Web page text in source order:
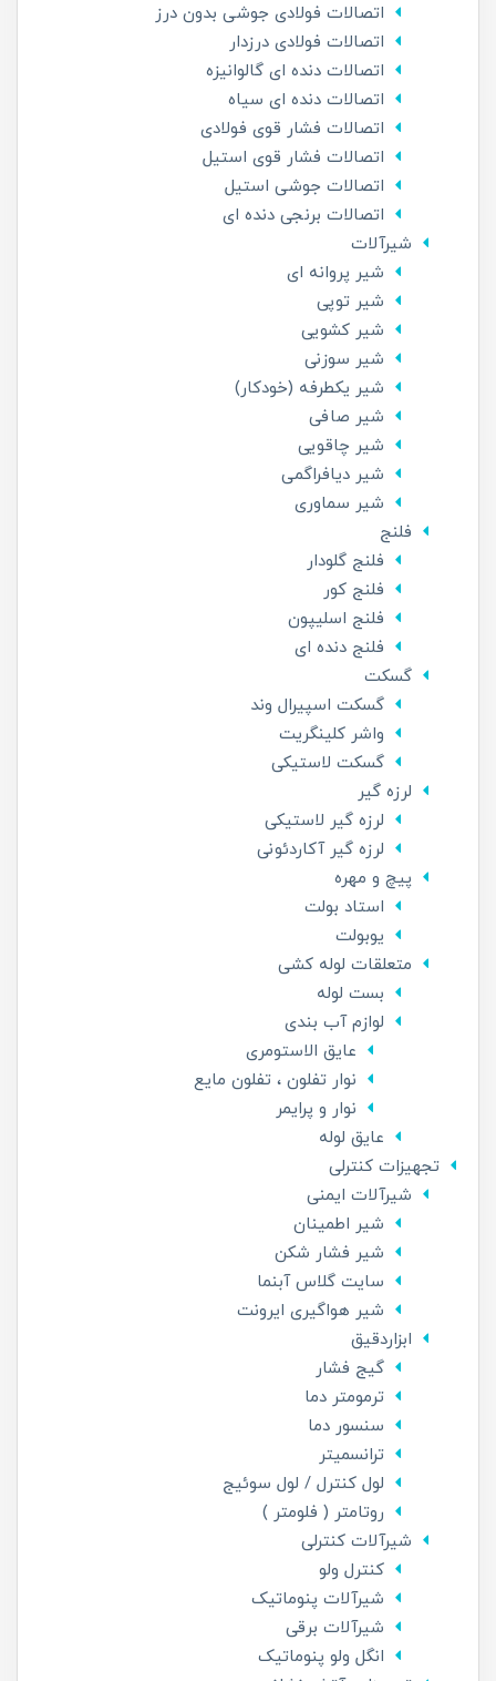
اتصالات فولادی جوشی بدون درز
اتصالات فولادی درزدار
اتصالات دنده ای گالوانیزه
اتصالات دنده ای سیاه
اتصالات فشار قوی فولادی
اتصالات فشار قوی استیل
اتصالات جوشی استیل
اتصالات برنجی دنده ای
شیرآلات
شیر پروانه ای
شیر توپی
شیر کشویی
شیر سوزنی
شیر یکطرفه (خودکار)
شیر صافی
شیر چاقویی
شیر دیافراگمی
شیر سماوری
فلنج
فلنج گلودار
فلنج کور
فلنج اسلیپون
فلنج دنده ای
گسکت
گسکت اسپیرال وند
واشر کلینگریت
گسکت لاستیکی
لرزه گیر
لرزه گیر لاستیکی
لرزه گیر آکاردئونی
پیچ و مهره
استاد بولت
یوبولت
متعلقات لوله کشی
بست لوله
لوازم آب بندی
عایق الاستومری
نوار تفلون ، تفلون مایع
نوار و پرایمر
عایق لوله
تجهیزات کنترلی
شیرآلات ایمنی
شیر اطمینان
شیر فشار شکن
سایت گلاس آبنما
شیر هواگیری ایرونت
ابزاردقیق
گیج فشار
ترمومتر دما
سنسور دما
ترانسمیتر
لول کنترل / لول سوئیج
روتامتر ( فلومتر )
شیرآلات کنترلی
کنترل ولو
شیرآلات پنوماتیک
شیرآلات برقی
انگل ولو پنوماتیک